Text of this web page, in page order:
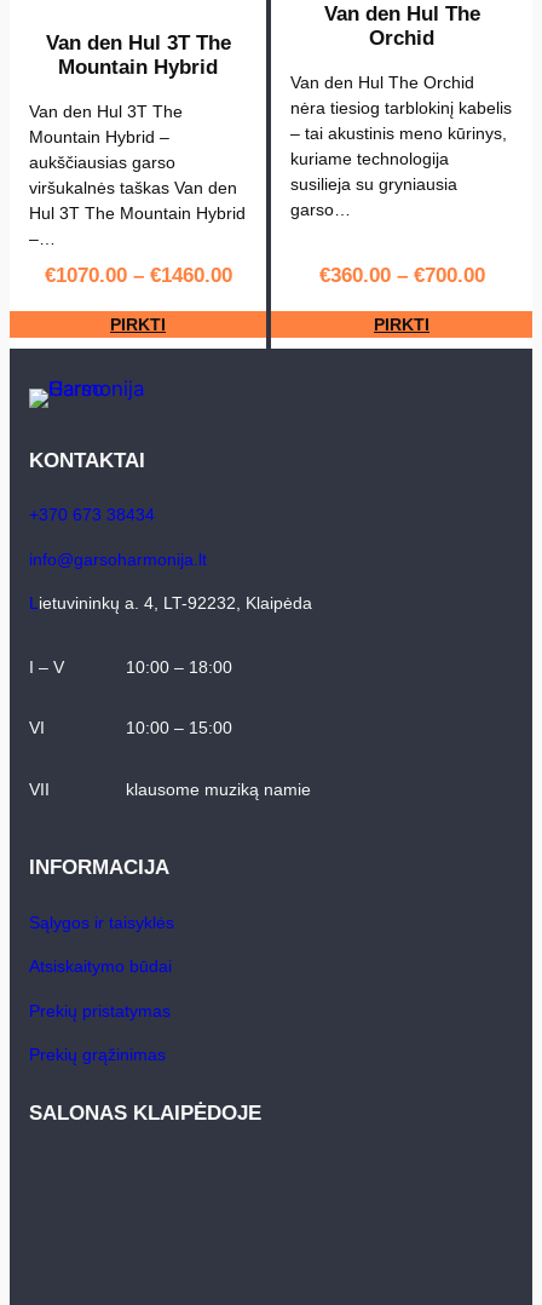
n
u
l
D
-
1
2
I
I
Van den Hul 3T The
Mountain Hybrid
Van den Hul 3T The
Mountain Hybrid –
aukščiausias garso
viršukalnės taškas Van den
Hul 3T The Mountain Hybrid
–…
€1070.00– €1460.00
PIRKTI
Van den Hul The
Orchid
Van den Hul The Orchid
nėra tiesiog tarblokinį kabelis
– tai akustinis meno kūrinys,
kuriame technologija
susilieja su gryniausia
garso…
€360.00– €700.00
PIRKTI
KONTAKTAI
+370 673 38434
info@garsoharmonija.lt
L ietuvininkų a. 4, LT-92232, Klaipėda
I – V 10:00 – 18:00
VI 10:00 – 15:00
VII klausome muziką namie
INFORMACIJA
Sąlygos ir taisyklės
Atsiskaitymo būdai
Prekių pristatymas
Prekių grąžinimas
SALONAS KLAIPĖDOJE